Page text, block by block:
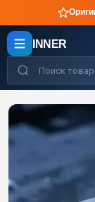
INNER